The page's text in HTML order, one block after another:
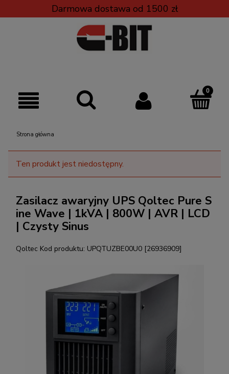
Darmowa dostawa od 1500 zł
Strona główna
Ten produkt jest niedostępny.
Zasilacz awaryjny UPS Qoltec Pure S
ine Wave | 1kVA | 800W | AVR | LCD
| Czysty Sinus
Qoltec Kod produktu: UPQTUZBE00U0 [26936909]